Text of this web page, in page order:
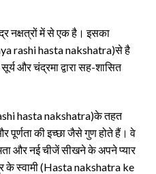
नक्षत्रों में से एक है। इसका
rashi hasta nakshatra)से है
और चंद्रमा द्वारा सह-शासित
hasta nakshatra)के तहत
पूर्णता की इच्छा जैसे गुण होते हैं। वे
और नई चीजें सीखने के अपने प्यार
के स्वामी (Hasta nakshatra ke